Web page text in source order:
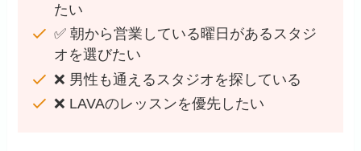
たい
✅ 朝から営業している曜日があるスタジ
オを選びたい
❌ 男性も通えるスタジオを探している
❌ LAVAのレッスンを優先したい